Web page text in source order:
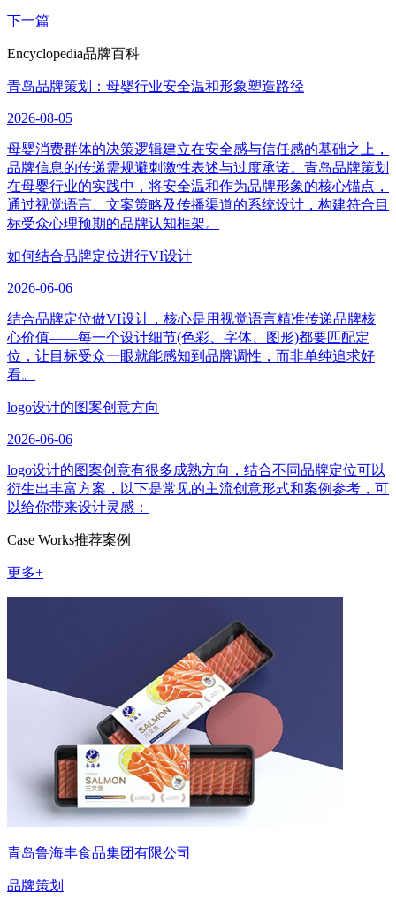
下一篇
Encyclopedia品牌百科
青岛品牌策划：母婴行业安全温和形象塑造路径
2026-08-05
母婴消费群体的决策逻辑建立在安全感与信任感的基础之上，
品牌信息的传递需规避刺激性表述与过度承诺。青岛品牌策划
在母婴行业的实践中，将安全温和作为品牌形象的核心锚点，
通过视觉语言、文案策略及传播渠道的系统设计，构建符合目
标受众心理预期的品牌认知框架。
如何结合品牌定位进行VI设计
2026-06-06
结合品牌定位做VI设计，核心是用视觉语言精准传递品牌核
心价值——每一个设计细节(色彩、字体、图形)都要匹配定
位，让目标受众一眼就能感知到品牌调性，而非单纯追求好
看。
logo设计的图案创意方向
2026-06-06
logo设计的图案创意有很多成熟方向，结合不同品牌定位可以
衍生出丰富方案，以下是常见的主流创意形式和案例参考，可
以给你带来设计灵感：
Case Works推荐案例
更多+
青岛鲁海丰食品集团有限公司
品牌策划